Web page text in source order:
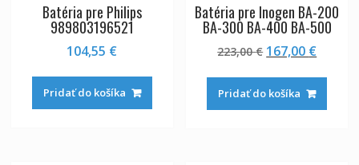
Batéria pre Philips
989803196521
104,55 €
Pridať do košíka
Batéria pre Inogen BA-200
BA-300 BA-400 BA-500
223,00€ Pôvodná
bola:
223,00 €.
167,00 €
Pridať do košíka